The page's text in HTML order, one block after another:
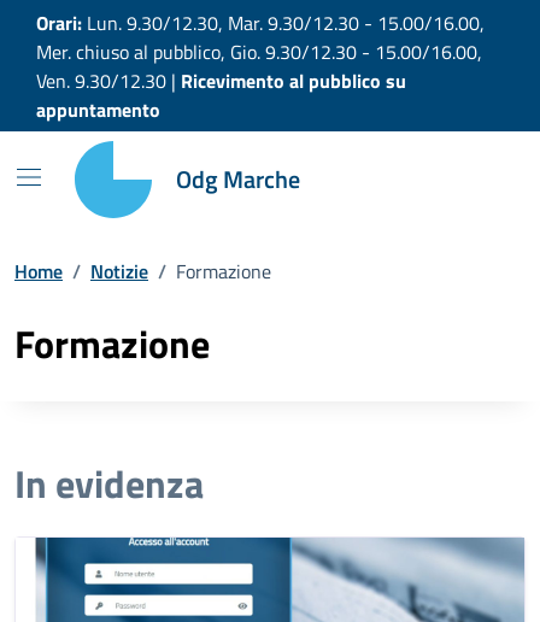
Vai ai contenuti
Vai al footer
Orari: Lun. 9.30/12.30, Mar. 9.30/12.30 - 15.00/16.00,
Mer. chiuso al pubblico, Gio. 9.30/12.30 - 15.00/16.00,
Ven. 9.30/12.30 | Ricevimento al pubblico su
appuntamento
Odg Marche
Home / Notizie / Formazione
Formazione
In evidenza